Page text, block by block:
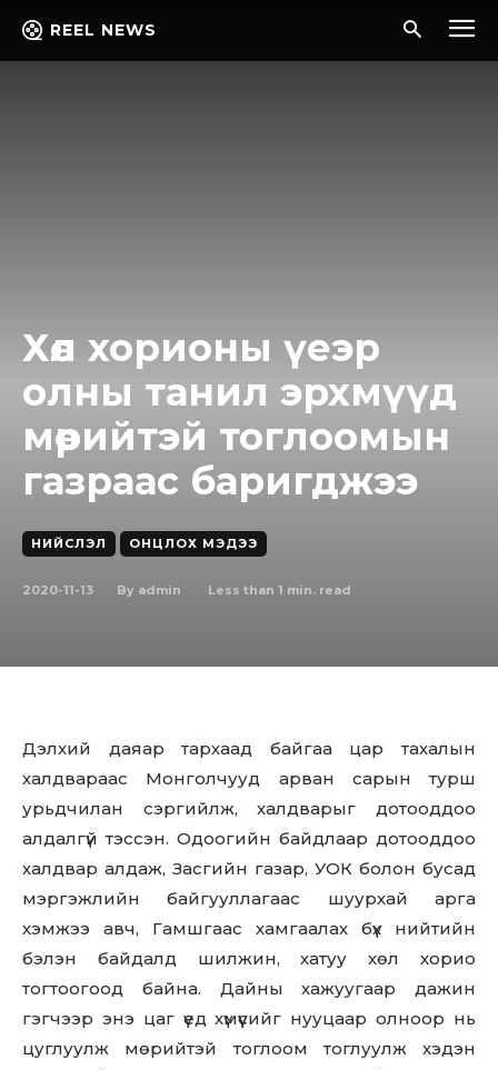
REEL NEWS
Хөл хорионы үеэр
олны танил эрхмүүд
мөрийтэй тоглоомын
газраас баригджээ
НИЙСЛЭЛ ОНЦЛОХ МЭДЭЭ
2020-11-13 By admin Less than 1 min. read
Дэлхий даяар тархаад байгаа цар тахалын
халдвараас Монголчууд арван сарын турш
урьдчилан сэргийлж, халдварыг дотооддоо
алдалгүй тэссэн. Одоогийн байдлаар дотооддоо
халдвар алдаж, Засгийн газар, УОК болон бусад
мэргэжлийн байгууллагаас шуурхай арга
хэмжээ авч, Гамшгаас хамгаалах бүх нийтийн
бэлэн байдалд шилжин, хатуу хөл хорио
тогтоогоод байна. Дайны хажуугаар дажин
гэгчээр энэ цаг үед хүмүүсийг нууцаар олноор нь
цуглуулж мөрийтэй тоглоом тоглуулж хэдэн